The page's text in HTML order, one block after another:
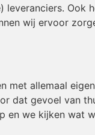
leveranciers. Ook
wij ervoor
met allemaal
dat gevoel van
en we kijken wat